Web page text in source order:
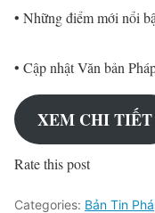
• Những điểm mới nổi
• Cập nhật Văn bản
XEM CHI TIẾT
Rate this post
Categories: Bản Tin